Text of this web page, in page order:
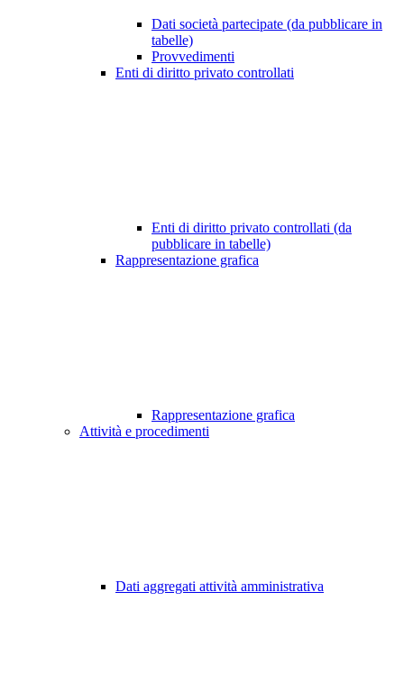
Dati società partecipate (da pubblicare in
tabelle)
Provvedimenti
Enti di diritto privato controllati
Enti di diritto privato controllati (da
pubblicare in tabelle)
Rappresentazione grafica
Rappresentazione grafica
Attività e procedimenti
Dati aggregati attività amministrativa